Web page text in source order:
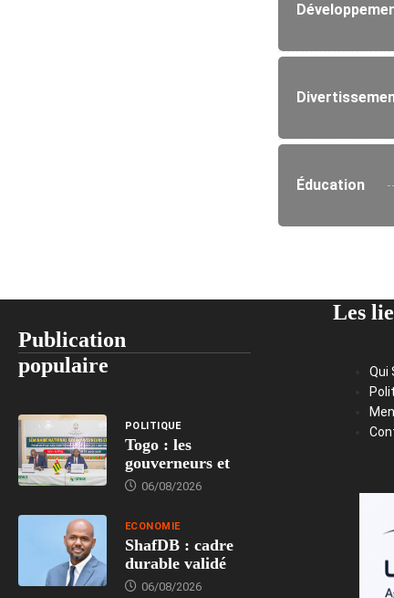
Éducation
Publication
populaire
POLITIQUE
Togo : les
gouverneurs et
06/08/2026
ECONOMIE
ShafDB : cadre
durable validé
06/08/2026
Les
Qui